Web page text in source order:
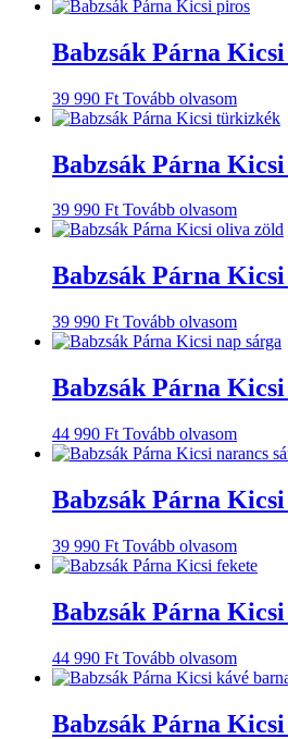
Babzsák Párna
39 990 Ft Tovább olvasom
Babzsák Párna
39 990 Ft Tovább olvasom
Babzsák Párna
39 990 Ft Tovább olvasom
Babzsák Párna
44 990 Ft Tovább olvasom
Babzsák Párna
39 990 Ft Tovább olvasom
Babzsák Párna
44 990 Ft Tovább olvasom
Babzsák Párna